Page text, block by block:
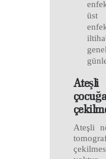
Ateşli